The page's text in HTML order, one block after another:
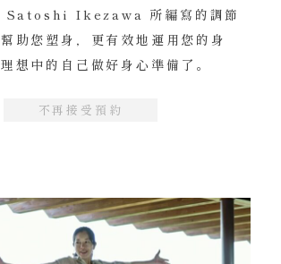
Satoshi Ikezawa 所編寫的調節
助您塑身，更有效地運用您的身
想中的自己做好身心準備了。
不再接受預約